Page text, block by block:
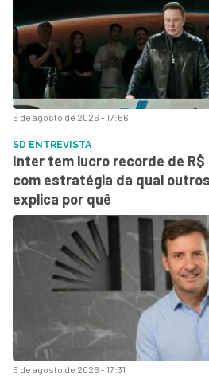
5 de agosto de 2026 - 17:56
5 de agosto de 2026 - 17:31
SD ENTREVISTA
Inter tem lucro recorde de R$
com estratégia da qual
explica por quê